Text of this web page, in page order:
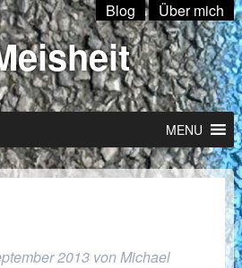
Blog Über mich
MENU
2013 vonMichael